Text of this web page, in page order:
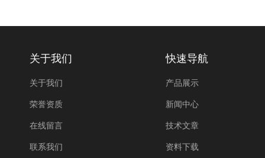
关于我们
关于我们
荣誉资质
在线留言
联系我们
快速导航
产品展示
新闻中心
技术文章
资料下载